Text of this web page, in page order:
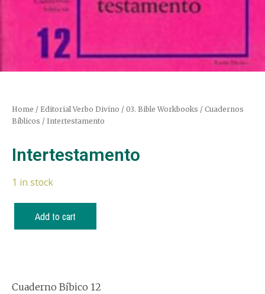
Home / Editorial Verbo Divino / 03. Bible Workbooks / Cuadernos
Bíblicos / Intertestamento
Intertestamento
1 in stock
Add to cart
Cuaderno Bíbico 12